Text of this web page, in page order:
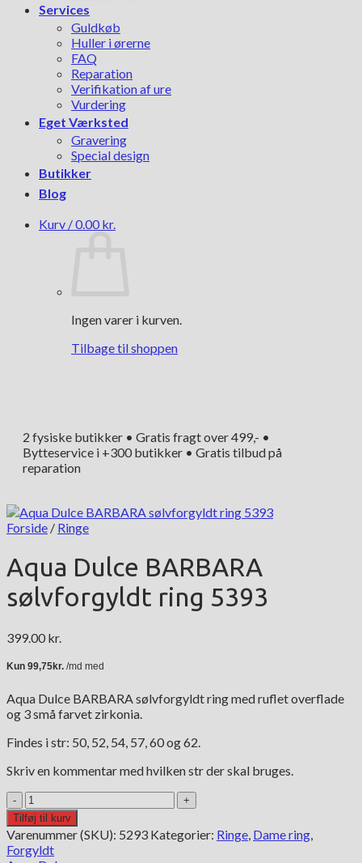
Services
Guldkøb
Huller i ørerne
FAQ
Reparation
Verifikation af ure
Vurdering
Eget Værksted
Gravering
Special design
Butikker
Blog
Kurv /0.00 kr.
Ingen varer i kurven.
Tilbage til shoppen
2 fysiske butikker • Gratis fragt over 499,- •
Bytteservice i +300 butikker • Gratis tilbud på
reparation
Forside / Ringe
Aqua Dulce BARBARA
sølvforgyldt ring 5393
399.00 kr.
Aqua Dulce BARBARA sølvforgyldt ring med ruflet overflade
og 3 små farvet zirkonia.
Findes i str: 50, 52, 54, 57, 60 og 62.
Skriv en kommentar med hvilken str der skal bruges.
Aqua
Dulce
BARBARA
sølvforgyldt
ring
Tilføj til kurv
Varenummer (SKU): 5293 Kategorier: Ringe, Dame ring,
Forgyldt